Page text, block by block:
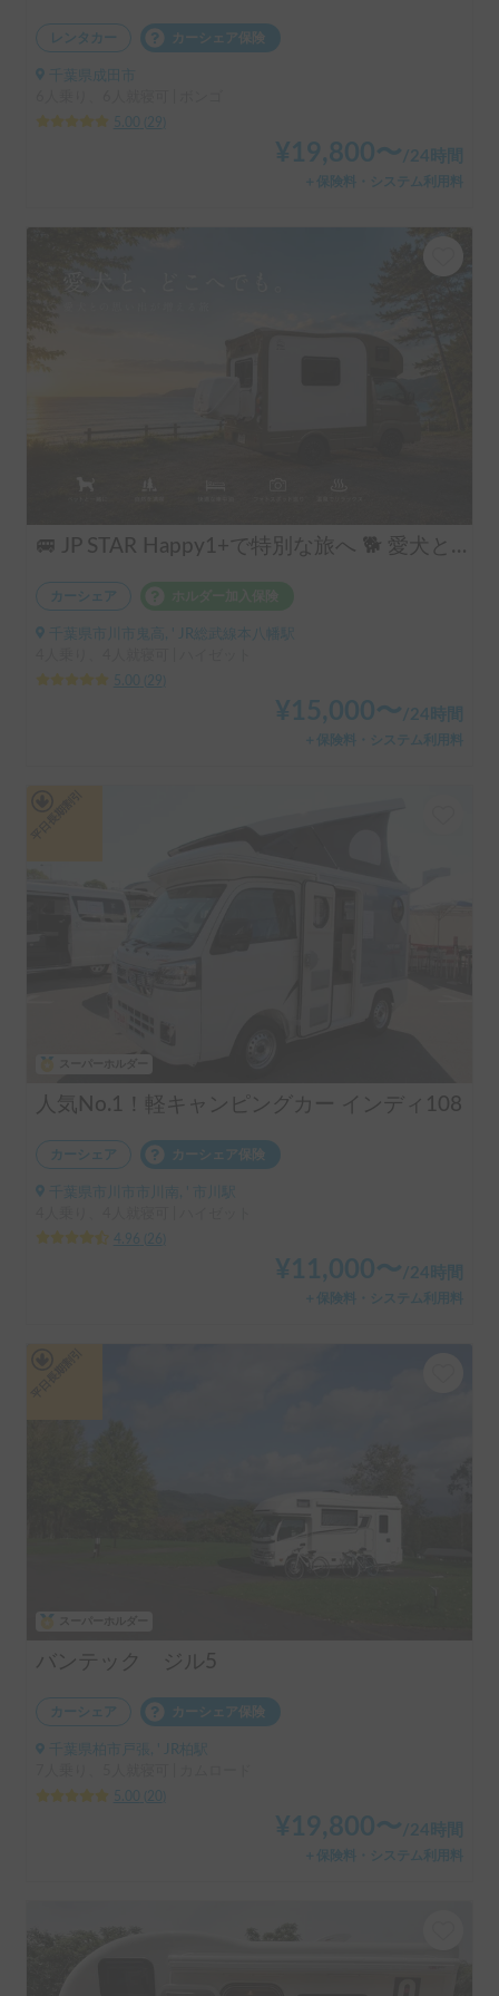
レンタカー カーシェア保険
5.00
29
¥ 19,800〜 /24時間
＋保険料・システム利用料
🚐 JP STAR Happy1+で特別な旅へ 🐕 愛犬と一緒に、夫婦旅・ソロキャン・音楽フェスを楽しもう♪
カーシェア
千葉県市川市鬼高, ' JR総武線本八幡駅
5.00
29
¥ 15,000〜 /24時間
＋保険料・システム利用料
人気No.1！軽キャンピングカー インディ108
カーシェア カーシェア保険
4.96
26
¥ 11,000〜 /24時間
＋保険料・システム利用料
バンテック ジル5
カーシェア カーシェア保険
千葉県柏市戸張, ' JR柏駅
5.00
20
¥ 19,800〜/24時間
＋保険料・システム利用料